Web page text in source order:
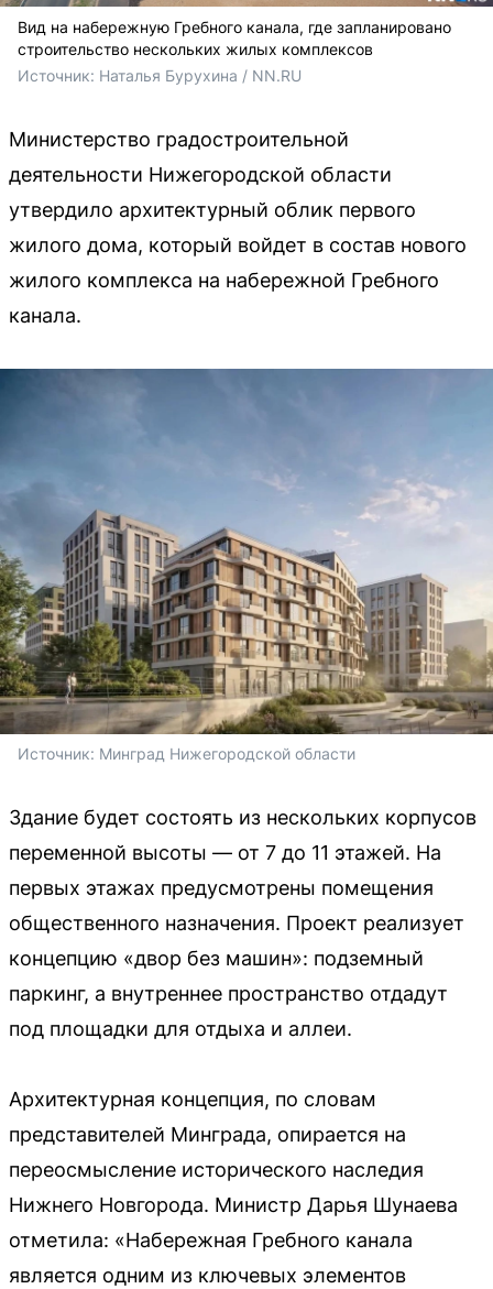
Вид на набережную Гребного канала, где запланировано
строительство нескольких жилых комплексов
Источник: Наталья Бурухина / NN.RU
Министерство градостроительной
деятельности Нижегородской области
утвердило архитектурный облик первого
жилого дома, который войдет в состав нового
жилого комплекса на набережной Гребного
канала.
Источник: Минград Нижегородской области
Здание будет состоять из нескольких корпусов
переменной высоты — от 7 до 11 этажей. На
первых этажах предусмотрены помещения
общественного назначения. Проект реализует
концепцию «двор без машин»: подземный
паркинг, а внутреннее пространство отдадут
под площадки для отдыха и аллеи.
Архитектурная концепция, по словам
представителей Минграда, опирается на
переосмысление исторического наследия
Нижнего Новгорода. Министр Дарья Шунаева
отметила: «Набережная Гребного канала
является одним из ключевых элементов